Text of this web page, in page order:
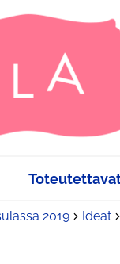
2019 Ideat